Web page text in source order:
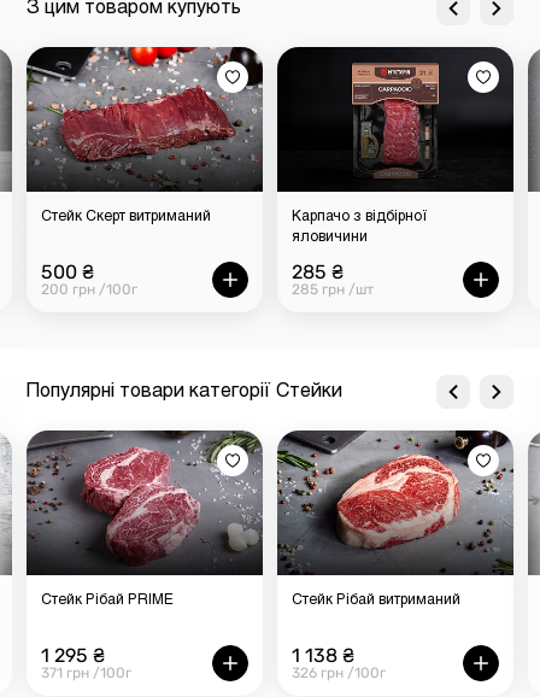
З цим товаром купують
Стейк Скерт витриманий
500 ₴
200 грн /100г
Карпачо з відбірної
яловичини
285 ₴
285 грн /шт
Популярні товари категорії Стейки
Стейк Рібай PRIME
1 295 ₴
371 грн /100г
Стейк Рібай витриманий
1 138 ₴
326 грн /100г